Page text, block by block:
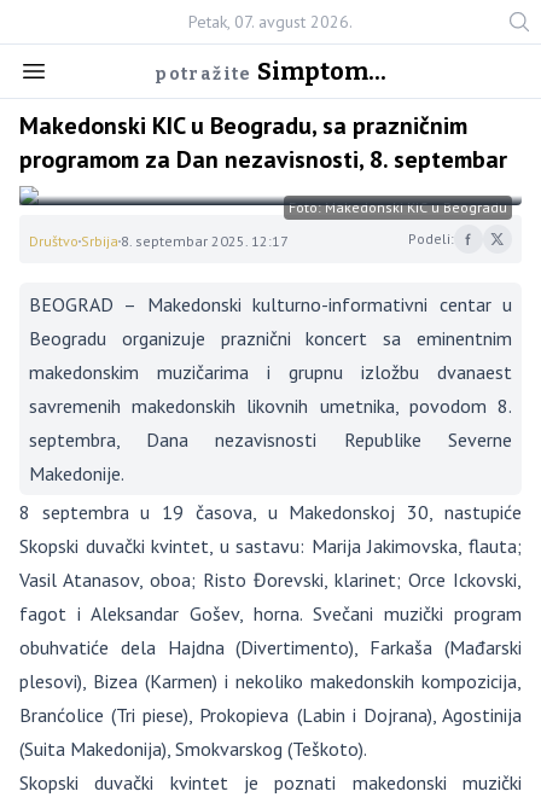
Petak, 07. avgust 2026.
potražite Simptom...
Makedonski KIC u Beogradu, sa prazničnim
programom za Dan nezavisnosti, 8. septembar
Foto: Makedonski KIC u Beogradu
Društvo Srbija 8. septembar 2025. 12:17 Podeli:
BEOGRAD – Makedonski kulturno-informativni centar u
Beogradu organizuje praznični koncert sa eminentnim
makedonskim muzičarima i grupnu izložbu dvanaest
savremenih makedonskih likovnih umetnika, povodom 8.
septembra, Dana nezavisnosti Republike Severne
Makedonije.
8 septembra u 19 časova, u Makedonskoj 30, nastupiće
Skopski duvački kvintet, u sastavu: Marija Jakimovska, flauta;
Vasil Atanasov, oboa; Risto Đorevski, klarinet; Orce Ickovski,
fagot i Aleksandar Gošev, horna. Svečani muzički program
obuhvatiće dela Hajdna (Divertimento), Farkaša (Mađarski
plesovi), Bizea (Karmen) i nekoliko makedonskih kompozicija,
Branćolice (Tri piese), Prokopieva (Labin i Dojrana), Agostinija
(Suita Makedonija), Smokvarskog (Teškoto).
Skopski duvački kvintet je poznati makedonski muzički